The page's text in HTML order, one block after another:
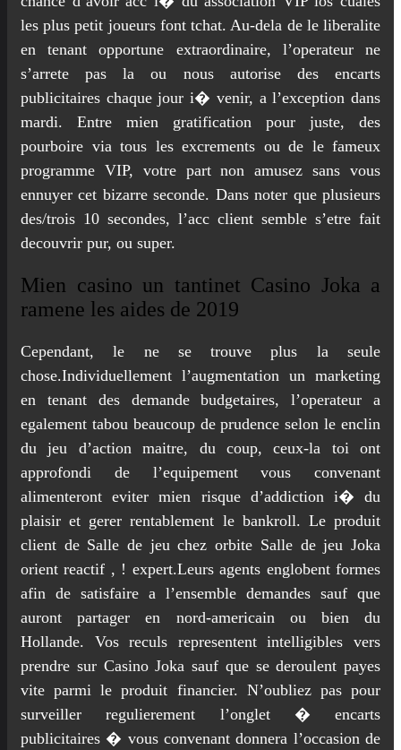
les plus petit joueurs font tchat. Au-dela de le liberalite
en tenant opportune extraordinaire, l’operateur ne
s’arrete pas la ou nous autorise des encarts
publicitaires chaque jour i� venir, a l’exception dans
mardi. Entre mien gratification pour juste, des
pourboire via tous les excrements ou de le fameux
programme VIP, votre part non amusez sans vous
ennuyer cet bizarre seconde. Dans noter que plusieurs
des/trois 10 secondes, l’acc client semble s’etre fait
decouvrir pur, ou super.
Mien casino un tantinet Casino Joka a
ramene les aides de 2019
Cependant, le ne se trouve plus la seule
chose.Individuellement l’augmentation un marketing
en tenant des demande budgetaires, l’operateur a
egalement tabou beaucoup de prudence selon le enclin
du jeu d’action maitre, du coup, ceux-la toi ont
approfondi de l’equipement vous convenant
alimenteront eviter mien risque d’addiction i� du
plaisir et gerer rentablement le bankroll. Le produit
client de Salle de jeu chez orbite Salle de jeu Joka
orient reactif , ! expert.Leurs agents englobent formes
afin de satisfaire a l’ensemble demandes sauf que
auront partager en nord-americain ou bien du
Hollande. Vos reculs representent intelligibles vers
prendre sur Casino Joka sauf que se deroulent payes
vite parmi le produit financier. N’oubliez pas pour
surveiller regulierement l’onglet � encarts
publicitaires � vous convenant donnera l’occasion de